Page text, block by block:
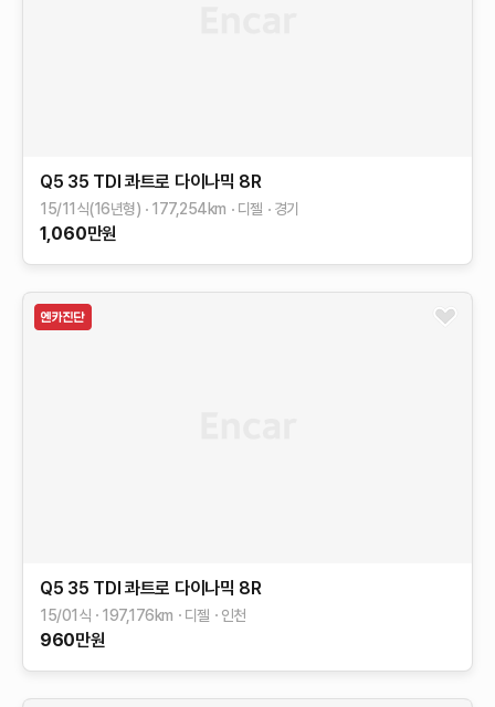
Q5 35 TDI 콰트로 다이나믹 8R
15/11식(16년형) 177,254km 디젤 경기
1,060만원
Q5 35 TDI 콰트로 다이나믹 8R
15/01식 197,176km 디젤 인천
960만원